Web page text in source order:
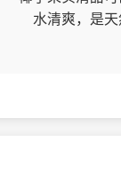
水清爽，是天